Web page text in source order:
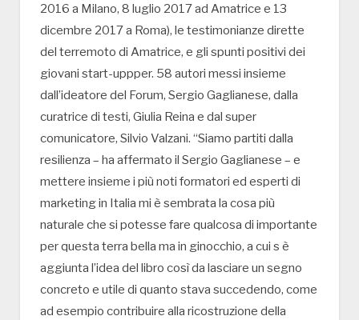
2016 a Milano, 8 luglio 2017 ad Amatrice e 13
dicembre 2017 a Roma), le testimonianze dirette
del terremoto di Amatrice, e gli spunti positivi dei
giovani start-uppper. 58 autori messi insieme
dall’ideatore del Forum, Sergio Gaglianese, dalla
curatrice di testi, Giulia Reina e dal super
comunicatore, Silvio Valzani. “Siamo partiti dalla
resilienza – ha affermato il Sergio Gaglianese – e
mettere insieme i più noti formatori ed esperti di
marketing in Italia mi è sembrata la cosa più
naturale che si potesse fare qualcosa di importante
per questa terra bella ma in ginocchio, a cui s è
aggiunta l’idea del libro così da lasciare un segno
concreto e utile di quanto stava succedendo, come
ad esempio contribuire alla ricostruzione della